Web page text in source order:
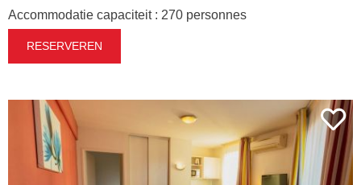
Accommodatie capaciteit : 270 personnes
RESERVEREN